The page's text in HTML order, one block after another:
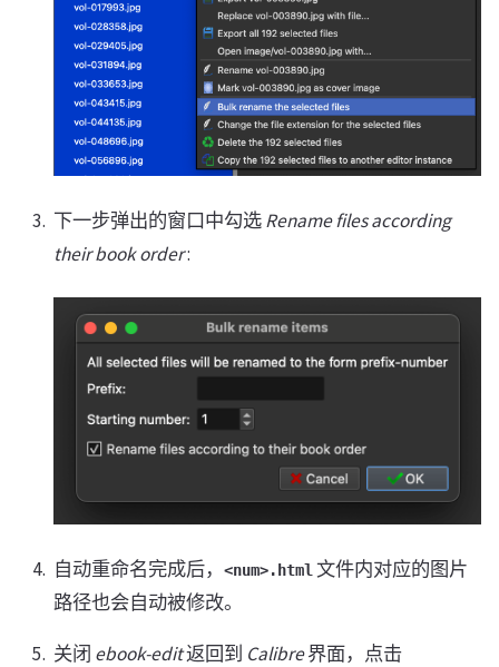
下一步弹出的窗口中勾选Rename files according
their book order:
自动重命名完成后， <num>.html 文件内对应的图片
路径也会自动被修改。
关闭 ebook-edit返回到 Calibre界面，点击